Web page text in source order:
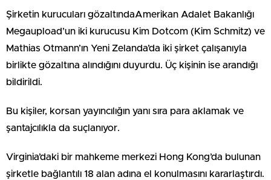
Şirketin kurucuları gözaltındaAmerikan Adalet Bakanlığı
Megaupload’un iki kurucusu Kim Dotcom (Kim Schmitz) ve
Mathias Otmann’ın Yeni Zelanda’da iki şirket çalışanıyla
birlikte gözaltına alındığını duyurdu. Üç kişinin ise arandığı
bildirildi.
Bu kişiler, korsan yayıncılığın yanı sıra para aklamak ve
şantajcılıkla da suçlanıyor.
Virginia’daki bir mahkeme merkezi Hong Kong’da bulunan
şirketle bağlantılı 18 alan adına el konulmasını kararlaştırdı.